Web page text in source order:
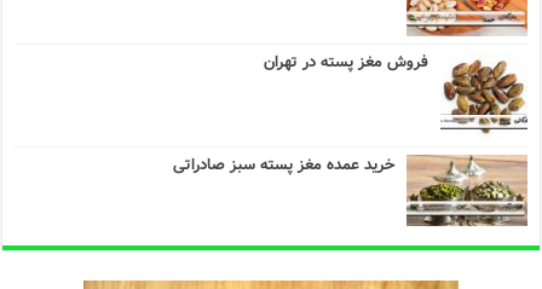
فروش مغز پسته در تهران
خرید عمده مغز پسته سبز صادراتی